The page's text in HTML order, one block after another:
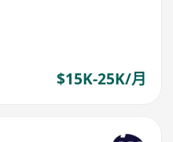
$15K-25K/月